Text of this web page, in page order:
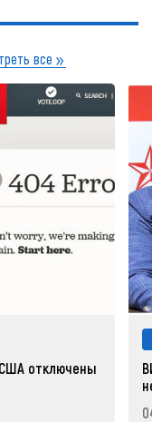
все
отключены